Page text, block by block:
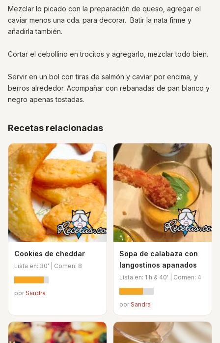
Mezclar lo picado con la preparación de queso, agregar el
caviar menos una cda. para decorar. Batir la nata firme y
añadirla también.
Cortar el cebollino en trocitos y agregarlo, mezclar todo bien.
Servir en un bol con tiras de salmón y caviar por encima, y
berros alrededor. Acompañar con rebanadas de pan blanco y
negro apenas tostadas.
Recetas relacionadas
Cookies de cheddar
Lista en: 30' | Comen: 8
porSandra
Sopa de calabaza con
langostinos apanados
Lista en: 1 h & 40' | Comen: 4
porSandra